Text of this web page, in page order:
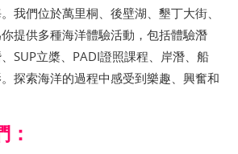
我們位於萬里桐、後壁湖、墾丁大街、
提供多種海洋體驗活動，包括體驗潛
SUP立槳、PADI證照課程、岸潛、船
探索海洋的過程中感受到樂趣、興奮和
：